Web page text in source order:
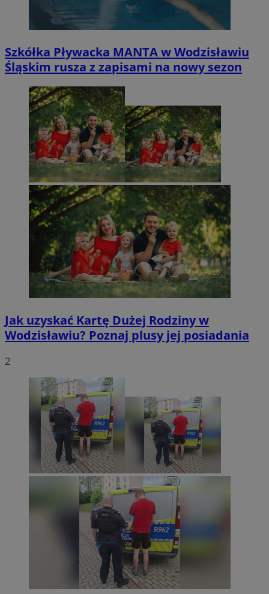
Szkółka Pływacka MANTA w Wodzisławiu
Śląskim rusza z zapisami na nowy sezon
Jak uzyskać Kartę Dużej Rodziny w
Wodzisławiu? Poznaj plusy jej posiadania
2